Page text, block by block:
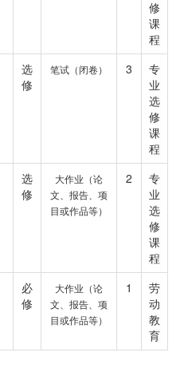
修
课
程
选
修
笔试（闭卷） 3
专
业
选
修
课
程
选
修
大作业（论
文、报告、项
目或作品等）
2
专
业
选
修
课
程
必
修
大作业（论
文、报告、项
目或作品等）
1
劳
动
教
育